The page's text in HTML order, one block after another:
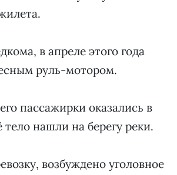
в апреле этого года
руль-мотором.
пассажирки оказались в
нашли на берегу реки.
возбуждено уголовное